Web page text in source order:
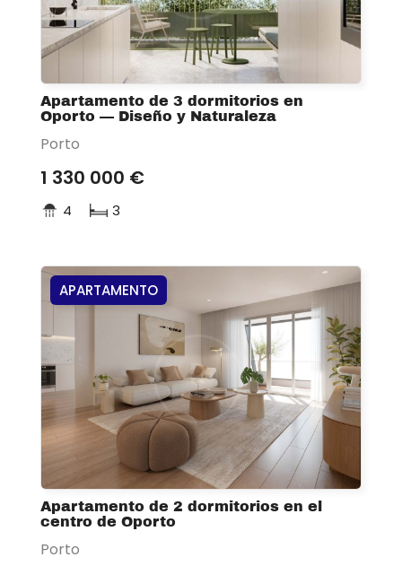
Apartamento de 3 dormitorios en
Oporto — Diseño y Naturaleza
Porto
1 330 000 €
4 3
APARTAMENTO
Apartamento de 2 dormitorios en el
centro de Oporto
Porto